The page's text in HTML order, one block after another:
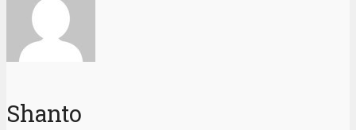
Shanto